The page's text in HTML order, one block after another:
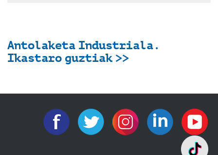
Antolaketa Industriala.
Ikastaro guztiak >>